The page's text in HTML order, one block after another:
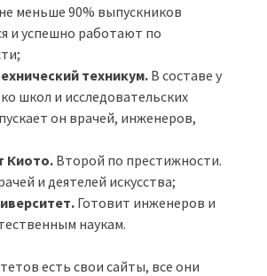
меньше 90% выпускников
и успешно работают по
техникум. В составе у
школ и исследовательских
он врачей, инженеров,
Киото. Второй по престижности.
и деятелей искусства;
Готовит инженеров и
наукам.
есть свои сайты, все они